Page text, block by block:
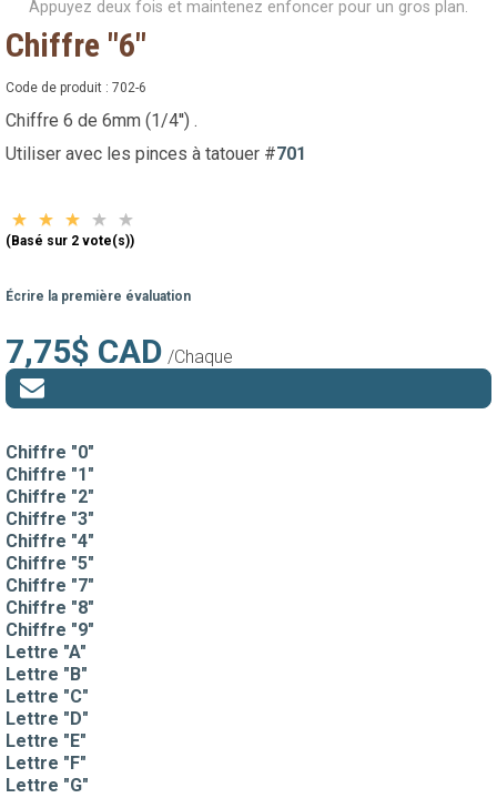
Appuyez deux fois et maintenez enfoncer pour un gros plan.
Chiffre "6"
Code de produit : 702-6
Chiffre 6 de 6mm (1/4'') .
Utiliser avec les pinces à tatouer #701
(Basé sur 2 vote(s))
Écrire la première évaluation
7,75$ CAD /Chaque
Chiffre "0"
Chiffre "1"
Chiffre "2"
Chiffre "3"
Chiffre "4"
Chiffre "5"
Chiffre "7"
Chiffre "8"
Chiffre "9"
Lettre "A"
Lettre "B"
Lettre "C"
Lettre "D"
Lettre "E"
Lettre "F"
Lettre "G"